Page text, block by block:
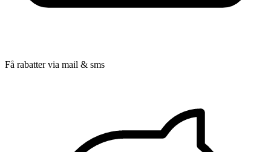
Få rabatter via mail & sms